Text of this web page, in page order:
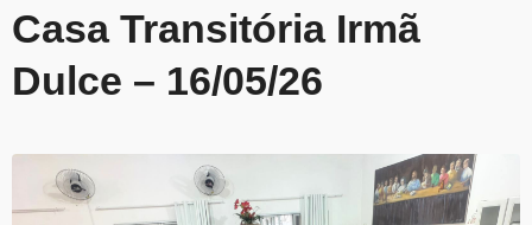
Casa Transitória Irmã
Dulce – 16/05/26